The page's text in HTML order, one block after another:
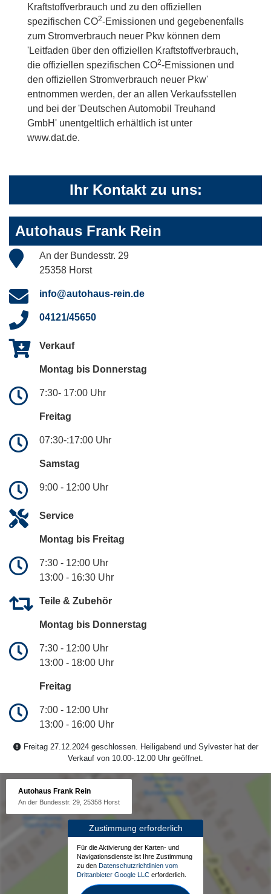
Kraftstoffverbrauch und zu den offiziellen
spezifischen CO2-Emissionen und gegebenenfalls
zum Stromverbrauch neuer Pkw können dem
'Leitfaden über den offiziellen Kraftstoffverbrauch,
die offiziellen spezifischen CO2-Emissionen und
den offiziellen Stromverbrauch neuer Pkw'
entnommen werden, der an allen Verkaufsstellen
und bei der 'Deutschen Automobil Treuhand
GmbH' unentgeltlich erhältlich ist unter
www.dat.de.
Ihr Kontakt zu uns:
Autohaus Frank Rein
An der Bundesstr. 29
25358 Horst
info@autohaus-rein.de
04121/45650
Verkauf
Montag bis Donnerstag
7:30- 17:00 Uhr
Freitag
07:30-:17:00 Uhr
Samstag
9:00 - 12:00 Uhr
Service
Montag bis Freitag
7:30 - 12:00 Uhr
13:00 - 16:30 Uhr
Teile & Zubehör
Montag bis Donnerstag
7:30 - 12:00 Uhr
13:00 - 18:00 Uhr
Freitag
7:00 - 12:00 Uhr
13:00 - 16:00 Uhr
Freitag 27.12.2024 geschlossen. Heiligabend und Sylvester hat der
Verkauf von 10.00-.12.00 Uhr geöffnet.
Autohaus Frank Rein
An der Bundesstr. 29, 25358 Horst
Zustimmung erforderlich
Für die Aktivierung der Karten- und
Navigationsdienste ist Ihre Zustimmung
zu den Datenschutzrichtlinien vom
Drittanbieter Google LLC erforderlich.